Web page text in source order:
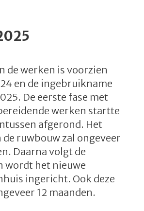
de werken is voorzien
en de ingebruikname
De eerste fase met
werken startte
afgerond. Het
de ruwbouw zal ongeveer
Daarna volgt de
wordt het nieuwe
ingericht. Ook deze
12 maanden.